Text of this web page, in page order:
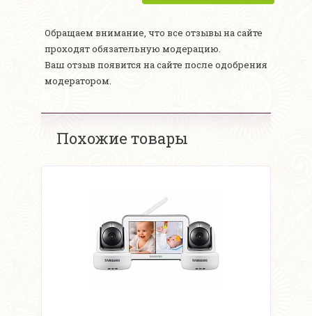
Обращаем внимание, что все отзывы на сайте
проходят обязательную модерацию.
Ваш отзыв появится на сайте после одобрения
модератором.
Похожие товары